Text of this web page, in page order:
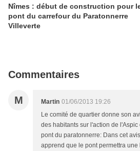
Nîmes : début de construction pour
pont du carrefour du Paratonnerre
Villeverte
Commentaires
M Martin 01/06/2013 19:26
Le comité de quartier donne son
des habitants sur l'action de
pont du paratonnerre: Dans cet
apprend que le pont permettra